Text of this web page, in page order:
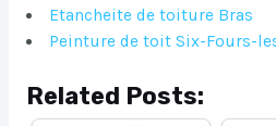
Etancheite de toiture Bras
Peinture de toit Six-Fours-
Related Posts: